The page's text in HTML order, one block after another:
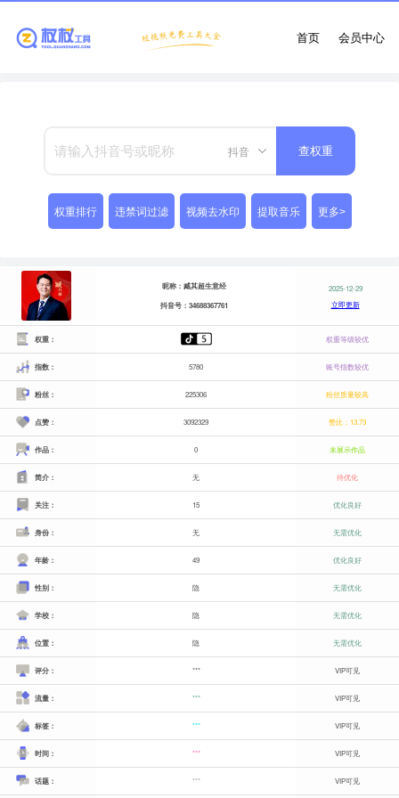
会员中心
首页
抖音 查权重
权重排行 违禁词过滤 视频去水印 提取音乐 更多>
昵称：臧其超生意经
抖音号：34688367761
2025-12-29
立即更新
权重： 权重等级较优
指数： 5780 账号指数较优
粉丝： 225306 粉丝质量较高
点赞： 3092329 赞比：13.73
作品： 0 未展示作品
简介： 无 待优化
关注： 15 优化良好
身份： 无 无需优化
年龄： 49 优化良好
性别： 隐 无需优化
学校： 隐 无需优化
位置： 隐 无需优化
评分： *** VIP可见
流量： *** VIP可见
标签： *** VIP可见
时间： *** VIP可见
话题： *** VIP可见